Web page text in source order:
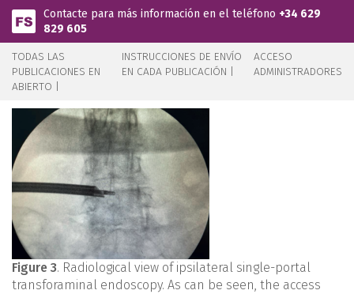
Pasar al contenido principal
Contacte para más información en el teléfono +34 629
829 605
TODAS LAS
PUBLICACIONES EN
ABIERTO |
INSTRUCCIONES DE ENVÍO
EN CADA PUBLICACIÓN |
ACCESO
ADMINISTRADORES
Figure 3. Radiological view of ipsilateral single-portal
transforaminal endoscopy. As can be seen, the access